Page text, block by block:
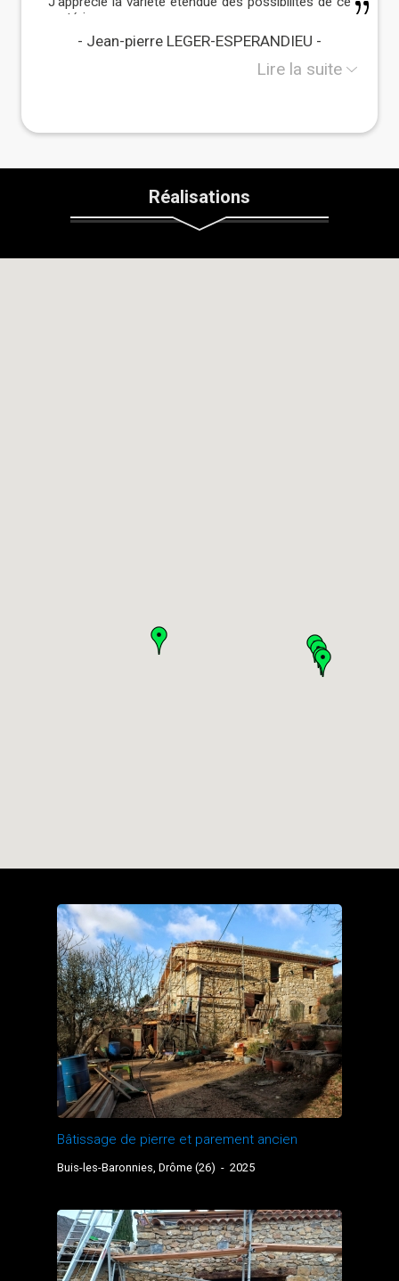
matériau.
Je propose des prestations qui peuvent être
partielles ou complètes selon la volonté de mes
enduits terre et chaux notamment sur maison
l'autoconstruction ainsi que de l'encadrement de
Je suis investi dans une association locale qui a de
Jean-pierre LEGER-ESPERANDIEU
Lire la suite
Réalisations
Bâtissage de pierre et parement ancien
Buis-les-Baronnies, Drôme (26) - 2025